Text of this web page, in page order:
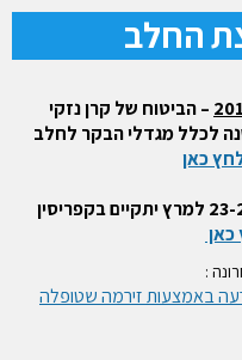
החלב
– הביטוח של קרן נזקי
לכלל מגדלי הבקר לחלב
כאן
– בתאריכים 23-25 למרץ יתקיים בקפריסין
כאן
:
באמצעות זירמה שטופלה